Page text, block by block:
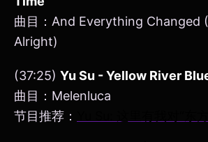
曲目：And Everything Changed
Alright)
(37:25) Yu Su - Yellow River
曲目：Melenluca
节目推荐：